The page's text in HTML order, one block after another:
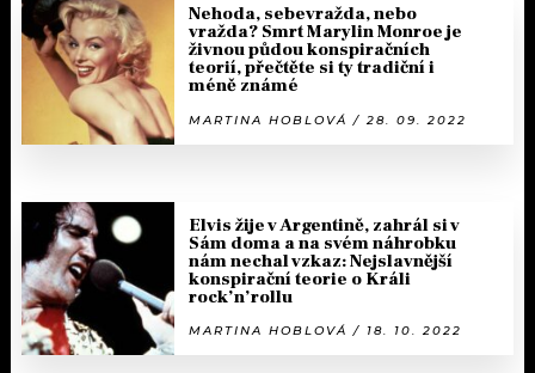
Nehoda, sebevražda, nebo
vražda? Smrt Marylin Monroe je
živnou půdou konspiračních
teorií, přečtěte si ty tradiční i
méně známé
MARTINA HOBLOVÁ / 28. 09. 2022
Elvis žije v Argentině, zahrál si v
Sám doma a na svém náhrobku
nám nechal vzkaz: Nejslavnější
konspirační teorie o Králi
rock’n’rollu
MARTINA HOBLOVÁ / 18. 10. 2022